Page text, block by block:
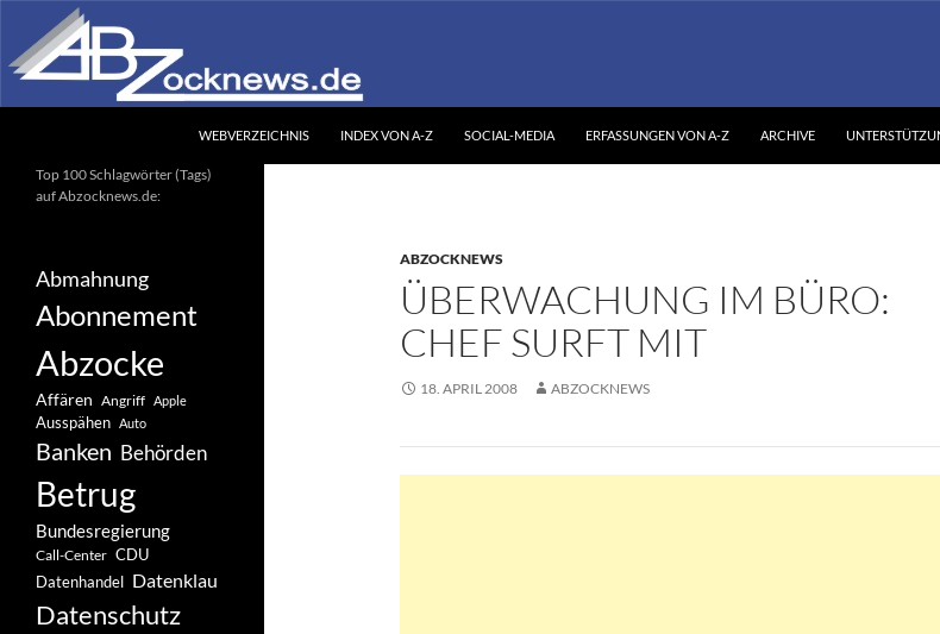
Inhalt
springen
WEBVERZEICHNIS INDEX VON A-Z SOCIAL-MEDIA ERFASSUNGEN VON A-Z ARCHIVE
ABZOCKNEWS
ÜBERWACHUNG IM BÜRO:
CHEF SURFT MIT
18. APRIL 2008 ABZOCKNEWS
Ihr unabhängiges
Informationsportal
Top 100 Schlagwörter (Tags)
auf Abzocknews.de:
Abmahnung
Abonnement
Abzocke
Affären Angriff Apple
Ausspähen Auto
Banken Behörden
Betrug
Bundesregierung
Call-Center CDU
Datenhandel Datenklau
Datenschutz